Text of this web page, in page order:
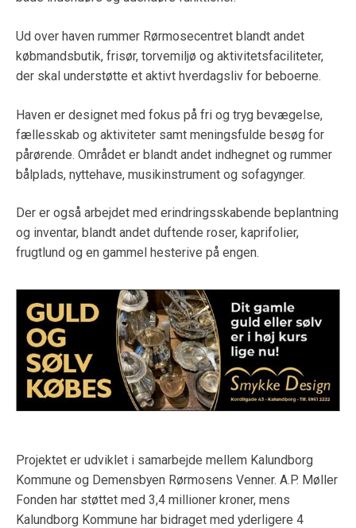
Ud over haven rummer Rørmosecentret blandt andet
købmandsbutik, frisør, torvemiljø og aktivitetsfaciliteter,
der skal understøtte et aktivt hverdagsliv for beboerne.
Haven er designet med fokus på fri og tryg bevægelse,
fællesskab og aktiviteter samt meningsfulde besøg for
pårørende. Området er blandt andet indhegnet og rummer
bålplads, nyttehave, musikinstrument og sofagynger.
Der er også arbejdet med erindringsskabende beplantning
og inventar, blandt andet duftende roser, kaprifolier,
frugtlund og en gammel hesterive på engen.
Projektet er udviklet i samarbejde mellem Kalundborg
Kommune og Demensbyen Rørmosens Venner. A.P. Møller
Fonden har støttet med 3,4 millioner kroner, mens
Kalundborg Kommune har bidraget med yderligere 4